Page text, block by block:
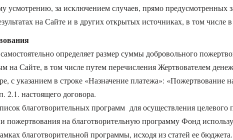
усмотрению, за исключением случаев, прямо предусмотренных
на Сайте и в других открытых источниках, в том числе
определяет размер суммы добровольного
на Сайте, в том числе путем перечисления Жертвователем
с указанием в строке «Назначение платежа»:
2.1. настоящего договора.
благотворительных программ для осуществления целевого
пожертвования на благотворительную программу Фонд
благотворительной программы, исходя из статей ее